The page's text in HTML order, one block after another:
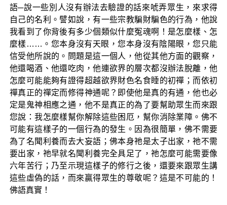
語─說一些別人沒有辦法去驗證的話來唬弄眾生，來求得
自己的名利。譬如說，有一些宗教騙財騙色的行為，他說
我看到了你背後有多少個類似什麼冤魂啊！是怎麼樣、怎
麼樣……。您本身沒有天眼，您本身沒有陰陽眼，您只能
信受他所說的。問題是這一個人，他從其他方面的觀察，
他還喝酒、他還吃肉，他連欲界的層次都沒辦法脫離，他
怎麼可能能夠有證得超越欲界財色名食睡的初禪；而依初
禪真正的禪定而修得神通呢？即使他是真的有通，他也必
定是鬼神相應之通，他不是真正的為了要幫助眾生而來跟
您說：我怎麼樣幫你解除這些困厄，幫你消除業障。佛不
可能有這樣子的一個行為的發生。因為很簡單，佛不需要
為了名聞利養而去大妄語；佛本身祂是太子出家，祂不需
要出家，祂早就名聞利養完全具足了，祂怎麼可能需要像
六年苦行；乃至示現這樣子的修行之後，還要來跟眾生講
這些虛偽的話，而來贏得眾生的尊敬呢？這是不可能的！
佛語真實！